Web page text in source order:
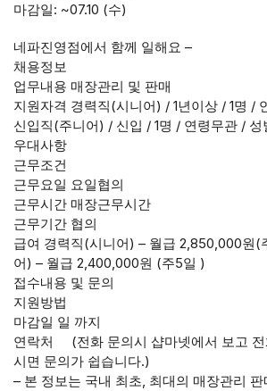
마감일: ~07.10 (수)
네파진영점에서 함께 일해요 –
채용정보
업무내용 매장관리 및 판매
지원자격 경력직(시니어) / 1년이상 / 1명 /
신입직(주니어) / 신입 / 1명 / 연령무관 / 성
우대사항
근무조건
근무요일 요일협의
근무시간 매장근무시간
근무기간 협의
급여 경력직(시니어) – 월급 2,850,000원(
어) – 월급 2,400,000원 (주5일 )
접수내용 및 문의
지원방법
마감일 일 까지
연락처 (전화 문의시 샵마넷에서 보고 전
시면 문의가 쉽습니다.)
– 본 정보는 국내 최초, 최대의 매장관리